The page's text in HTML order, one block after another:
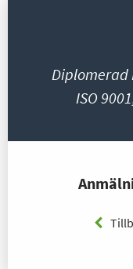
Diplomerad
ISO